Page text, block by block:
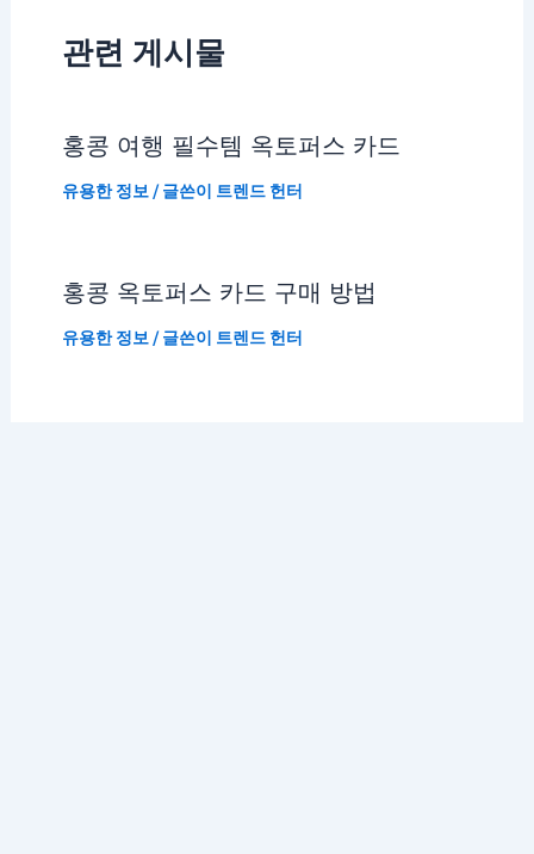
관련 게시물
홍콩 여행 필수템 옥토퍼스 카드
유용한 정보/ 글쓴이 트렌드 헌터
홍콩 옥토퍼스 카드 구매 방법
유용한 정보/ 글쓴이 트렌드 헌터